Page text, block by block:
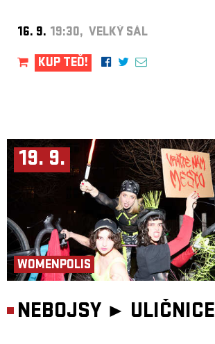
16. 9. 19:30, VELKÝ SÁL
KUP TEĎ!
19. 9.
WOMENPOLIS
NEBOJSY ► ULIČNICE